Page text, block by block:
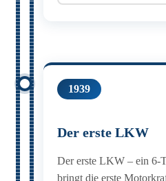
1939
Der erste LKW
Der erste LKW – ein 6-
bringt die erste